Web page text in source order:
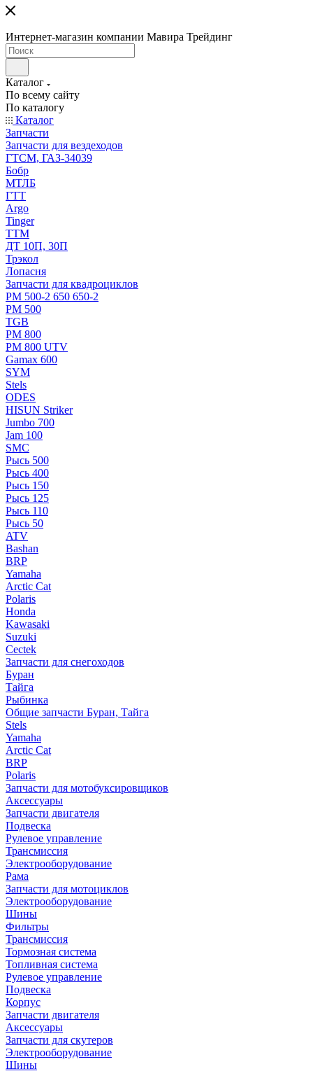
Интернет-магазин компании Мавира Трейдинг
Каталог
По всему сайту
По каталогу
Каталог
Запчасти
Запчасти для вездеходов
ГТСМ, ГАЗ-34039
Бобр
МТЛБ
ГТТ
Argo
Tinger
ТТМ
ДТ 10П, 30П
Трэкол
Лопасня
Запчасти для квадроциклов
РМ 500-2 650 650-2
РМ 500
TGB
РМ 800
РМ 800 UTV
Gamax 600
SYM
Stels
ОDЕS
HISUN Striker
Jumbo 700
Jam 100
SMC
Рысь 500
Рысь 400
Рысь 150
Рысь 125
Рысь 110
Рысь 50
ATV
Bashan
BRP
Yamaha
Arctic Cat
Polaris
Honda
Kawasaki
Suzuki
Cectek
Запчасти для снегоходов
Буран
Тайга
Рыбинка
Общие запчасти Буран, Тайга
Stels
Yamaha
Arctic Cat
BRP
Polaris
Запчасти для мотобуксировщиков
Аксессуары
Запчасти двигателя
Подвеска
Рулевое управление
Трансмиссия
Электрооборудование
Рама
Запчасти для мотоциклов
Электрооборудование
Шины
Фильтры
Трансмиссия
Тормозная система
Топливная система
Рулевое управление
Подвеска
Корпус
Запчасти двигателя
Аксессуары
Запчасти для скутеров
Электрооборудование
Шины